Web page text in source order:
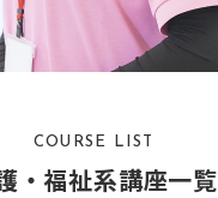
COURSE LIST
・福祉系講座一覧